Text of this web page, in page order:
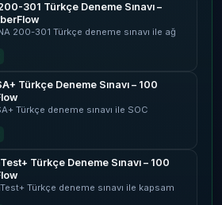
301 Türkçe Deneme Sınavı –
200-301 Türkçe deneme sınavı ile ağ
Türkçe Deneme Sınavı – 100
Türkçe deneme sınavı ile SOC
Türkçe Deneme Sınavı – 100
Türkçe deneme sınavı ile kapsam